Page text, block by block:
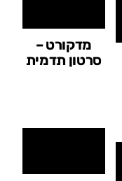
מדקורט –
סרטון תדמית